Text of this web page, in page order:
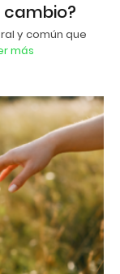
y común que
más